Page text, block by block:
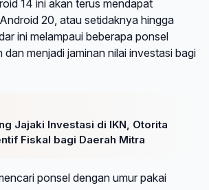
14 ini akan terus mendapat
20, atau setidaknya hingga
ini melampaui beberapa ponsel
dan menjadi jaminan nilai investasi bagi
Jajaki Investasi di IKN, Otorita
Fiskal bagi Daerah Mitra
ponsel dengan umur pakai